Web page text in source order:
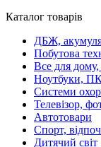
Каталог товарів
ДБЖ,
Побутова
Все для
Ноутбуки, ПК
Системи
Телевізор,
Автотовари
Спорт,
Дитячий світ